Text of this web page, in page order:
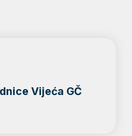
Vijeća GČ